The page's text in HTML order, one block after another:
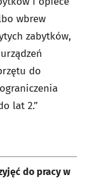
wbrew
zabytków,
do
lat 2.”
do pracy w